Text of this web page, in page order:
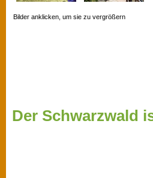
Bilder anklicken, um sie zu vergrößern
Der Schwarzwald